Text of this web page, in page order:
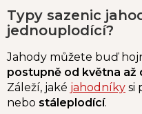
Typy sazenic
jednouplodící?
Jahody můžete buď
postupně od května až
Záleží, jaké jahodníky si
nebo stáleplodící.